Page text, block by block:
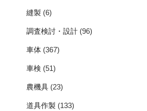
縫製 (6)
調査検討・設計 (96)
車体 (367)
車検 (51)
農機具 (23)
道具作製 (133)